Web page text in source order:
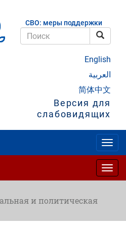
СВО: меры поддержки
English
العربية
简体中文
Версия для
слабовидящих
и политическая